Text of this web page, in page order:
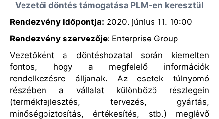
Vezetői döntés támogatása PLM-en keresztül
Rendezvény időpontja: 2020. június 11. 10:00
Rendezvény szervezője: Enterprise Group
Vezetőként a döntéshozatal során kiemelten
fontos, hogy a megfelelő információk
rendelkezésre álljanak. Az esetek túlnyomó
részében a vállalat különböző részlegein
(termékfejlesztés, tervezés, gyártás,
minőségbiztosítás, értékesítés, stb.) meglévő